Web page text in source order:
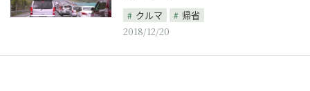
クルマ
帰省
2018/12/20